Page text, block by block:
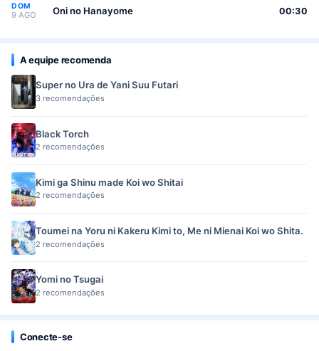
DOM
9 AGO Oni no Hanayome 00:30
A equipe recomenda
Super no Ura de Yani Suu Futari
3 recomendações
Black Torch
2 recomendações
Kimi ga Shinu made Koi wo Shitai
2 recomendações
Toumei na Yoru ni Kakeru Kimi to, Me ni Mienai Koi wo Shita.
2 recomendações
Yomi no Tsugai
2 recomendações
Conecte-se